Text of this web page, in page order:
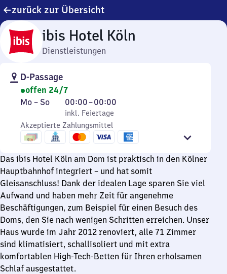
zurück zur Übersicht
ibis Hotel Köln
Dienstleistungen
D-Passage
offen 24/7
Montag
Sonntag
Mo – So,
inkl. Feiertage
00:00–00:00
Von
0
Uhr
bis
Uhr
inkl. Feiertage
Akzeptierte Zahlungsmittel
Das ibis Hotel Köln am Dom ist praktisch in den Kölner
Hauptbahnhof integriert – und hat somit
Gleisanschluss! Dank der idealen Lage sparen Sie viel
Aufwand und haben mehr Zeit für angenehme
Beschäftigungen, zum Beispiel für einen Besuch des
Doms, den Sie nach wenigen Schritten erreichen. Unser
Haus wurde im Jahr 2012 renoviert, alle 71 Zimmer
sind klimatisiert, schallisoliert und mit extra
komfortablen High-Tech-Betten für Ihren erholsamen
Schlaf ausgestattet.